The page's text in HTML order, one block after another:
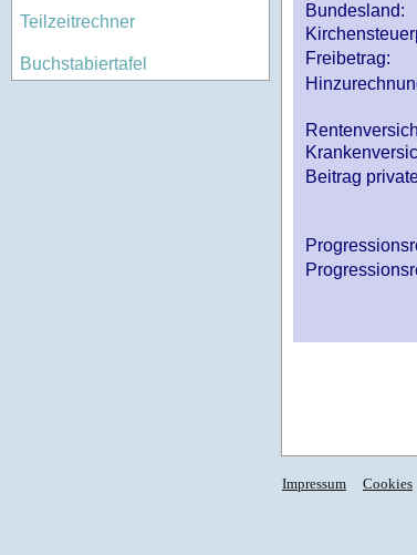
Teilzeitrechner
Buchstabiertafel
Bundesland:
Freibetrag:
Beitrag
Impressum Cookies